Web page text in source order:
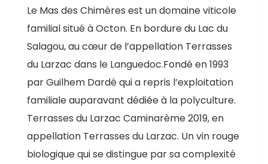
Le Mas des Chimères est un domaine viticole
familial situé à Octon. En bordure du Lac du
Salagou, au cœur de l’appellation Terrasses
du Larzac dans le Languedoc.Fondé en 1993
par Guilhem Dardé qui a repris l’exploitation
familiale auparavant dédiée à la polyculture.
Terrasses du Larzac Caminarème 2019,en
appellation Terrasses du Larzac. Un vin rouge
biologique qui se distingue par sa complexité